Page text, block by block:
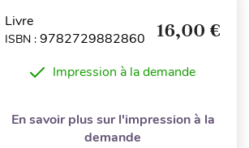
Livre
ISBN : 9782729882860 16,00 €
Impression à la demande
En savoir plus sur l'impression à la
demande